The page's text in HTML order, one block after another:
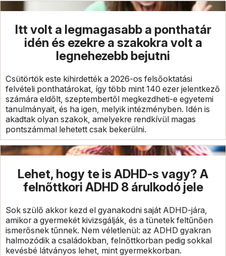
Itt volt a legmagasabb a ponthatár
idén és ezekre a szakokra volt a
legnehezebb bejutni
Csütörtök este kihirdették a 2026-os felsőoktatási
felvételi ponthatárokat, így több mint 140 ezer jelentkező
számára eldőlt, szeptembertől megkezdheti-e egyetemi
tanulmányait, és ha igen, melyik intézményben. Idén is
akadtak olyan szakok, amelyekre rendkívül magas
pontszámmal lehetett csak bekerülni.
Lehet, hogy te is ADHD-s vagy? A
felnőttkori ADHD 8 árulkodó jele
Sok szülő akkor kezd el gyanakodni saját ADHD-jára,
amikor a gyermekét kivizsgálják, és a tünetek feltűnően
ismerősnek tűnnek. Nem véletlenül: az ADHD gyakran
halmozódik a családokban, felnőttkorban pedig sokkal
kevésbé látványos lehet, mint gyermekkorban.